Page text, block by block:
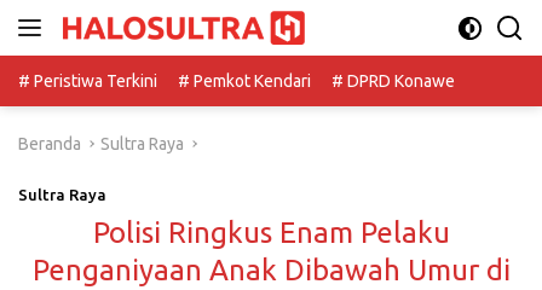
# Peristiwa Terkini
# Pemkot Kendari # DPRD Konawe
Beranda Sultra Raya
Sultra Raya
Polisi Ringkus Enam Pelaku
Penganiyaan Anak Dibawah Umur di